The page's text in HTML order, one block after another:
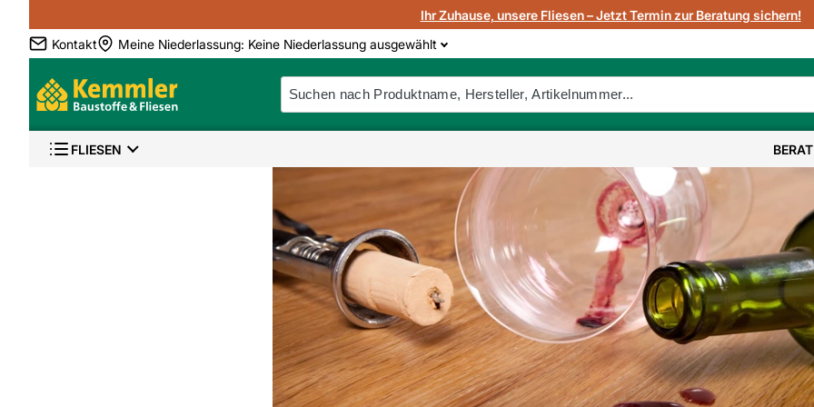
Ihr Zuhause, unsere Fliesen – Jetzt Termin zur Beratung sichern!
Kontakt
Meine Niederlassung: Keine Niederlassung ausgewählt
FLIESEN